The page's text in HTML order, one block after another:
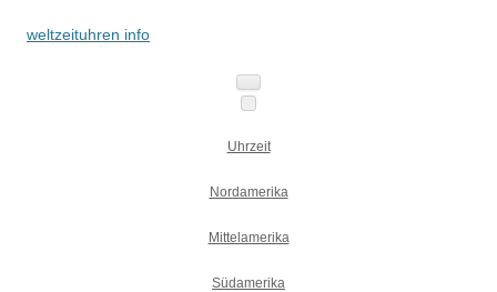
weltzeituhren info
Uhrzeit
Nordamerika
Mittelamerika
Südamerika